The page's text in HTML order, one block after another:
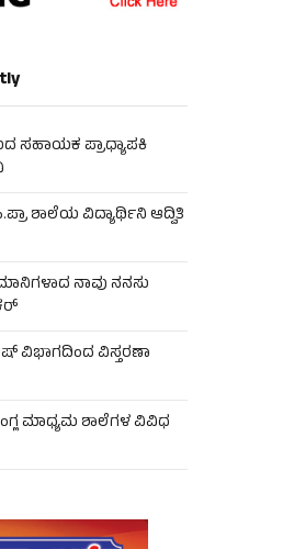
ಸಹಾಯಕ ಪ್ರಾಧ್ಯಾಪಕಿ
ಶಾಲೆಯ ವಿದ್ಯಾರ್ಥಿನಿ ಆದ್ವಿತಿ
ನಾವು ನನಸು
ವಿಭಾಗದಿಂದ ವಿಸ್ತರಣಾ
ಮಾಧ್ಯಮ ಶಾಲೆಗಳ ವಿವಿಧ